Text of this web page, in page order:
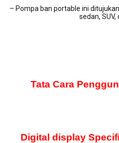
– Pompa ban portable ini
sedan, SUV,
Tata Cara
Digital display